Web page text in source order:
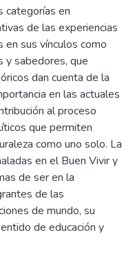
categorías en
de las experiencias
sus vínculos como
y sabedores, que
dan cuenta de la
en las actuales
al proceso
que permiten
como uno solo. La
en el Buen Vivir y
de ser en la
de las
de mundo, su
de educación y